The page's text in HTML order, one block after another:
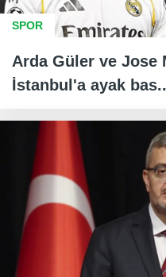
SPOR
Arda Güler ve Jose
İstanbul'a ayak